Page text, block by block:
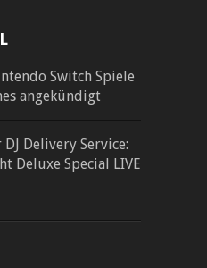
Switch Spiele
angekündigt
DJ Delivery Service:
Deluxe Special LIVE